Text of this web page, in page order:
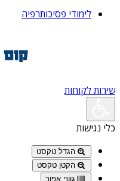
לימודי פסיכותרפיה
שירות לקוחות
כלי נגישות
הגדל טקסט
הקטן טקסט
גווני אפור